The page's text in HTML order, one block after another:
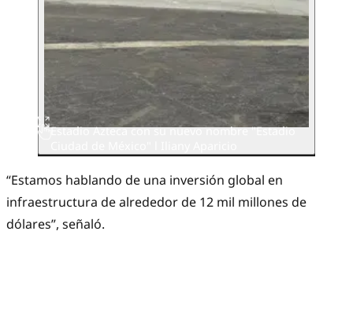
Estadio Azteca con su nuevo nombre "Estadio
“Estamos hablando de una inversión global en
infraestructura de alrededor de 12 mil millones de
dólares”, señaló.